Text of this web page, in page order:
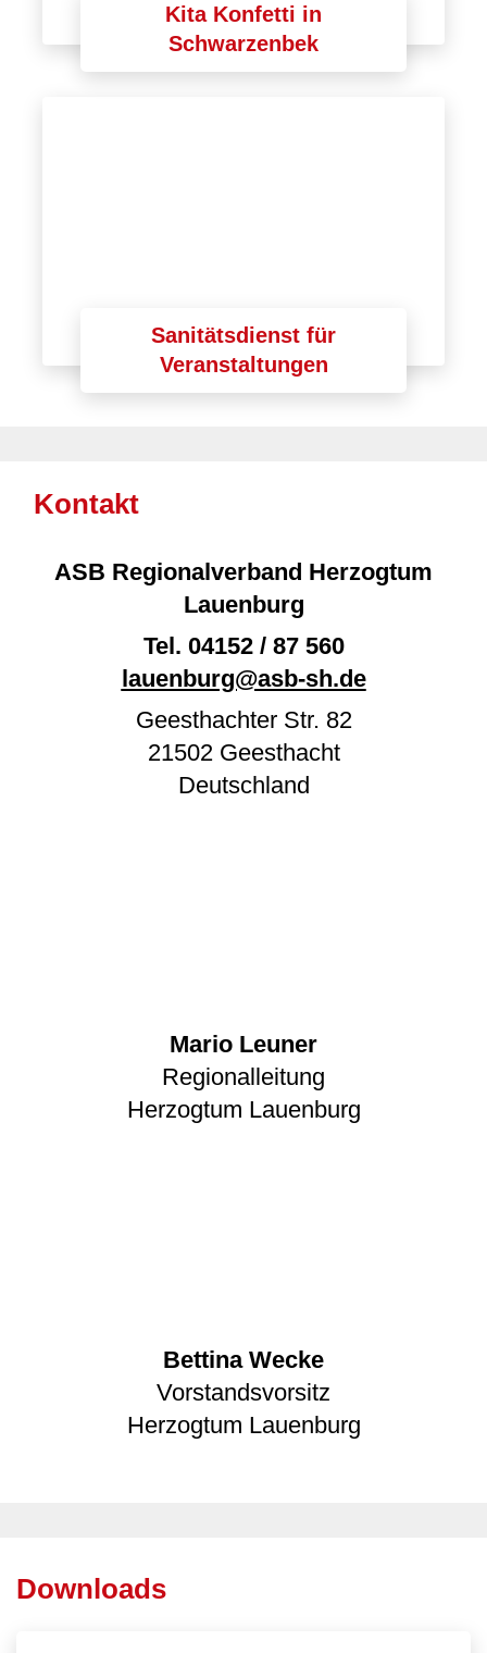
Kita Konfetti in
Schwarzenbek
Sanitätsdienst für
Veranstaltungen
Kontakt
ASB Regionalverband Herzogtum
Lauenburg
Tel. 04152 / 87 560
lauenburg@asb-sh.de
Geesthachter Str. 82
21502 Geesthacht
Deutschland
Mario Leuner
Regionalleitung
Herzogtum Lauenburg
Bettina Wecke
Vorstandsvorsitz
Herzogtum Lauenburg
Downloads